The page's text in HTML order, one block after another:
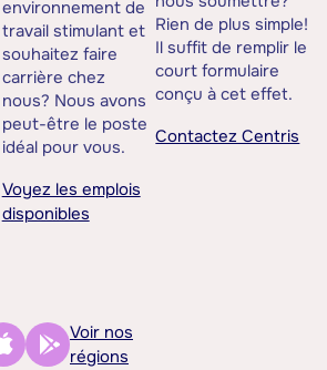
environnement de
travail stimulant et
souhaitez faire
carrière chez
nous? Nous avons
peut-être le poste
idéal pour vous.
Voyez les emplois
disponibles
Rien de plus simple!
Il suffit de remplir le
court formulaire
conçu à cet effet.
Contactez Centris
Voir nos
régions